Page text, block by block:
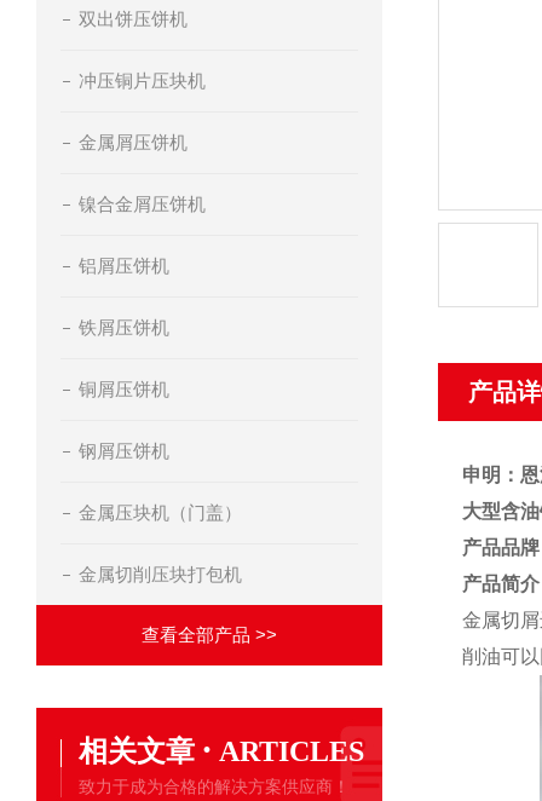
双出饼压饼机
冲压铜片压块机
金属屑压饼机
镍合金屑压饼机
铝屑压饼机
铁屑压饼机
铜屑压饼机
钢屑压饼机
金属压块机（门盖）
金属切削压块打包机
查看全部产品 >>
相关文章 · ARTICLES
致力于成为合格的解决方案供应商！
产品
申明：
大型含
产品品
产品简
金属切
削油可